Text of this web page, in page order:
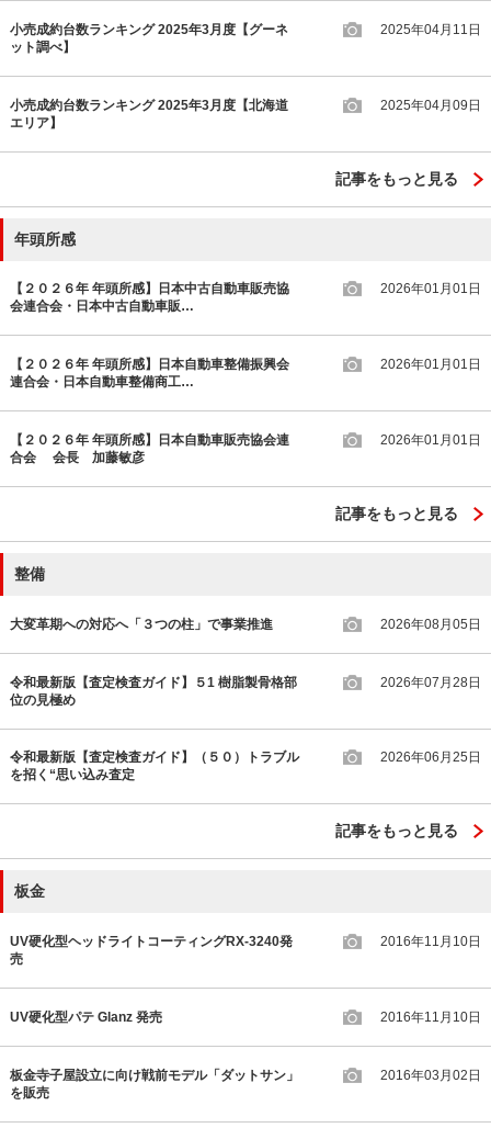
小売成約台数ランキング 2025年3月度【グーネ
ット調べ】
2025年04月11日
小売成約台数ランキング 2025年3月度【北海道
エリア】
2025年04月09日
記事をもっと見る
年頭所感
【２０２６年 年頭所感】日本中古自動車販売協
会連合会・日本中古自動車販…
2026年01月01日
【２０２６年 年頭所感】日本自動車整備振興会
連合会・日本自動車整備商工…
2026年01月01日
【２０２６年 年頭所感】日本自動車販売協会連
合会 会長 加藤敏彦
2026年01月01日
記事をもっと見る
整備
大変革期への対応へ「３つの柱」で事業推進 2026年08月05日
令和最新版【査定検査ガイド】５1 樹脂製骨格部
位の見極め
2026年07月28日
令和最新版【査定検査ガイド】（５０）トラブル
を招く“思い込み査定
2026年06月25日
記事をもっと見る
板金
UV硬化型ヘッドライトコーティングRX-3240発
売
2016年11月10日
UV硬化型パテ Glanz 発売 2016年11月10日
板金寺子屋設立に向け戦前モデル「ダットサン」
を販売
2016年03月02日